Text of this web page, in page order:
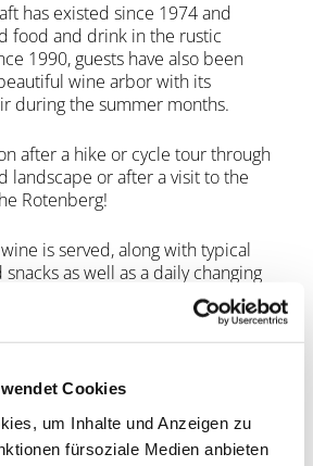
Cookies
um Inhalte und Anzeigen zu
fürsoziale Medien anbieten
has existed since 1974 and
food and drink in the rustic
1990, guests have also been
wine arbor with its
during the summer months.
after a hike or cycle tour through
landscape or after a visit to the
Rotenberg!
is served, along with typical
as well as a daily changing
is usually open in May and from
to the Gerhard Zaiß winery.